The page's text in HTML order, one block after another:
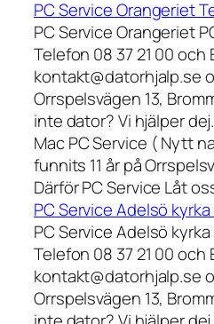
PC Service Orangeriet
PC Service Orangeriet
Telefon 08 37 21 00 och
kontakt@datorhjalp.se
Orrspelsvägen 13,
inte dator? Vi hjälper
Mac PC Service ( Nytt
funnits 11 år på
Därför PC Service Låt
PC Service Adelsö kyrka
PC Service Adelsö
Telefon 08 37 21 00 och
kontakt@datorhjalp.se
Orrspelsvägen 13,